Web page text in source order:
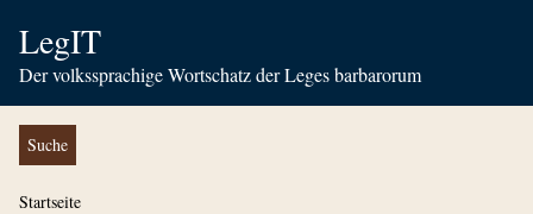
LegIT
Der volkssprachige Wortschatz der Leges barbarorum
Suche
Startseite